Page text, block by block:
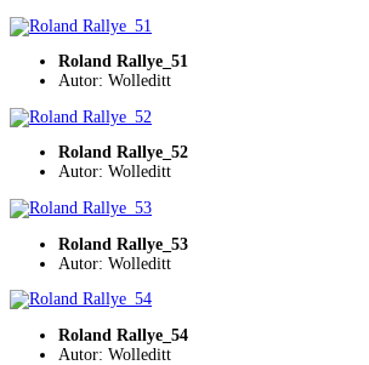
Roland Rallye_51
Autor: Wolleditt
Roland Rallye_52
Autor: Wolleditt
Roland Rallye_53
Autor: Wolleditt
Roland Rallye_54
Autor: Wolleditt